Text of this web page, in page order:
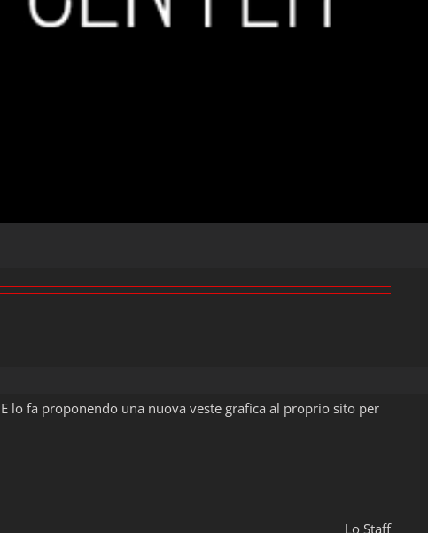
lo fa proponendo una nuova veste grafica al proprio sito per
Lo Staff